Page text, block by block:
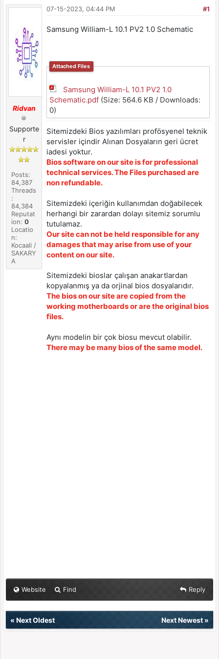
Ridvan
Supporte
r
Posts:
84,387
Threads
:
84,384
Reputat
ion:0
Locatio
n:
Kocaali /
SAKARY
A
#1
07-15-2023, 04:44 PM
Samsung William-L 10.1 PV2 1.0 Schematic
Attached Files
Samsung William-L 10.1 PV2 1.0
Schematic.pdf(Size: 564.6 KB / Downloads:
0)
Sitemizdeki Bios yazılımları profösyenel teknik
servisler içindir Alınan Dosyaların geri ücret
iadesi yoktur.
Bios software on our site is for professional
technical services. The Files purchased are
non refundable.
Sitemizdeki içeriğin kullanımdan doğabilecek
herhangi bir zarardan dolayı sitemiz sorumlu
tutulamaz.
Our site can not be held responsible for any
damages that may arise from use of your
content on our site.
Sitemizdeki bioslar çalışan anakartlardan
kopyalanmış ya da orjinal bios dosyalarıdır.
The bios on our site are copied from the
working motherboards or are the original bios
files.
Aynı modelin bir çok biosu mevcut olabilir.
There may be many bios of the same model.
Website Find Reply
« Next Oldest Next Newest»